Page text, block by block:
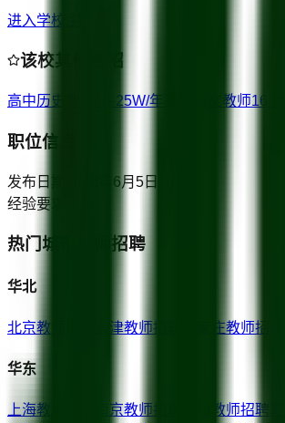
进入学校主页
该校其他在招
高中历史教师 16-25W/年 高中语文教师16-
职位信息
发布日期
2026年6月5日
经验要求
热门城市教师招聘
华北
北京教师招聘 天津教师招聘 石家庄教师招聘
华东
上海教师招聘 南京教师招聘 教师招聘